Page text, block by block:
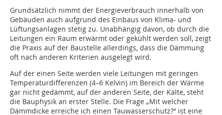
Grundsätzlich nimmt der Energieverbrauch innerhalb von
Gebäuden auch aufgrund des Einbaus von Klima- und
Lüftungsanlagen stetig zu. Unabhängig davon, ob durch die
Leitungen ein Raum erwärmt oder gekühlt werden soll, zeigt
die Praxis auf der Baustelle allerdings, dass die Dämmung
oft nach anderen Kriterien ausgelegt wird.
Auf der einen Seite werden viele Leitungen mit geringen
Temperaturdifferenzen (4–6 Kelvin) im Bereich der Wärme
gar nicht gedämmt, auf der anderen Seite, der Kälte, steht
die Bauphysik an erster Stelle. Die Frage „Mit welcher
Dämmdicke erreiche ich einen Tauwasserschutz?“ ist eine